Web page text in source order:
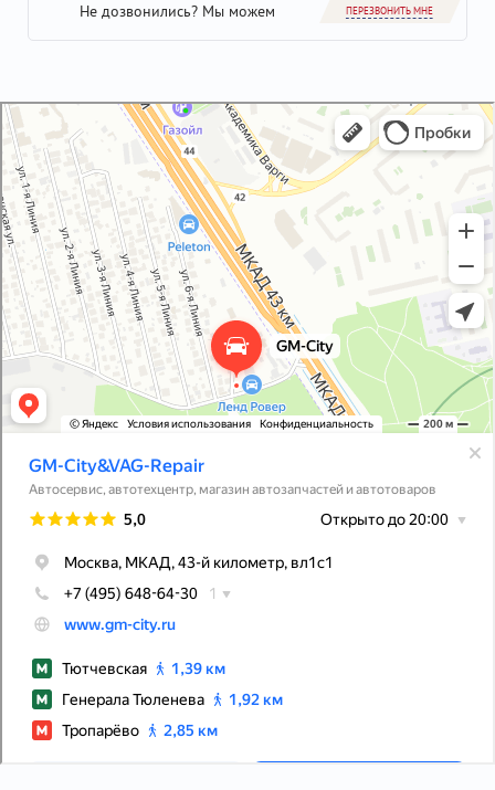
Не дозвонились? Мы можем ПЕРЕЗВОНИТЬ МНЕ
GM-City&VAG-Repair
Автосервис, автотехцентр в Москве
Магазин автозапчастей и автотоваров в Москве